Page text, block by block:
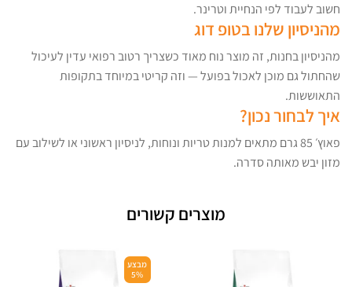
חשוב לעבוד לפי הנחיית וטרינר.
מהניסיון שלנו בטופ דוג
מהניסיון בחנות, זה מוצר נוח מאוד כשצריך רטוב רפואי עדין לעיכול
שהחתול גם מוכן לאכול בפועל — וזה קריטי במיוחד בתקופות
התאוששות.
איך לבחור נכון?
פאוץ׳ 85 גרם מתאים למנות טריות ונוחות, לניסיון ראשוני או לשילוב עם
מזון יבש מאותה סדרה.
מוצרים קשורים
מבצע
5%